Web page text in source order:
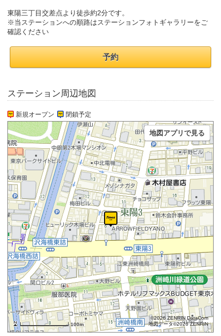
東陽三丁目交差点より徒歩約2分です。
※当ステーションへの順路はステーションフォトギャラリーをご
確認ください
予約
ステーション周辺地図
新規オープン 閉鎖予定
100m
©2026 ZENRIN DataCom
地図データ©2026 ZENRIN
地図アプリで見る